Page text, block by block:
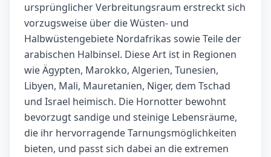
ursprünglicher Verbreitungsraum erstreckt sich
vorzugsweise über die Wüsten- und
Halbwüstengebiete Nordafrikas sowie Teile der
arabischen Halbinsel. Diese Art ist in Regionen
wie Ägypten, Marokko, Algerien, Tunesien,
Libyen, Mali, Mauretanien, Niger, dem Tschad
und Israel heimisch. Die Hornotter bewohnt
bevorzugt sandige und steinige Lebensräume,
die ihr hervorragende Tarnungsmöglichkeiten
bieten, und passt sich dabei an die extremen